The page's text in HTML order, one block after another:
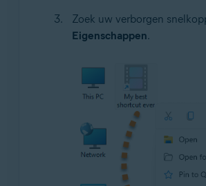
Zoek uw verborgen
Eigenschappen.